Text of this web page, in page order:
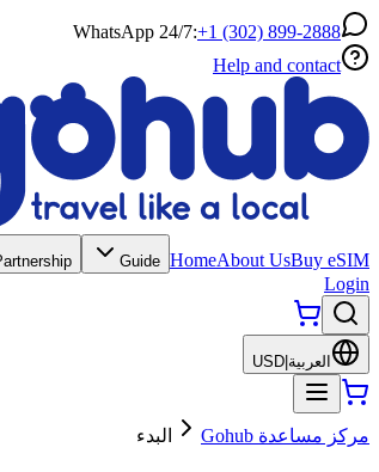
WhatsApp 24/7:+1 (302) 899-2888
Help and contact
HomeAbout UsBuy eSIM
Guide
Login
العربية USD
مركز مساعدة Gohub البدء